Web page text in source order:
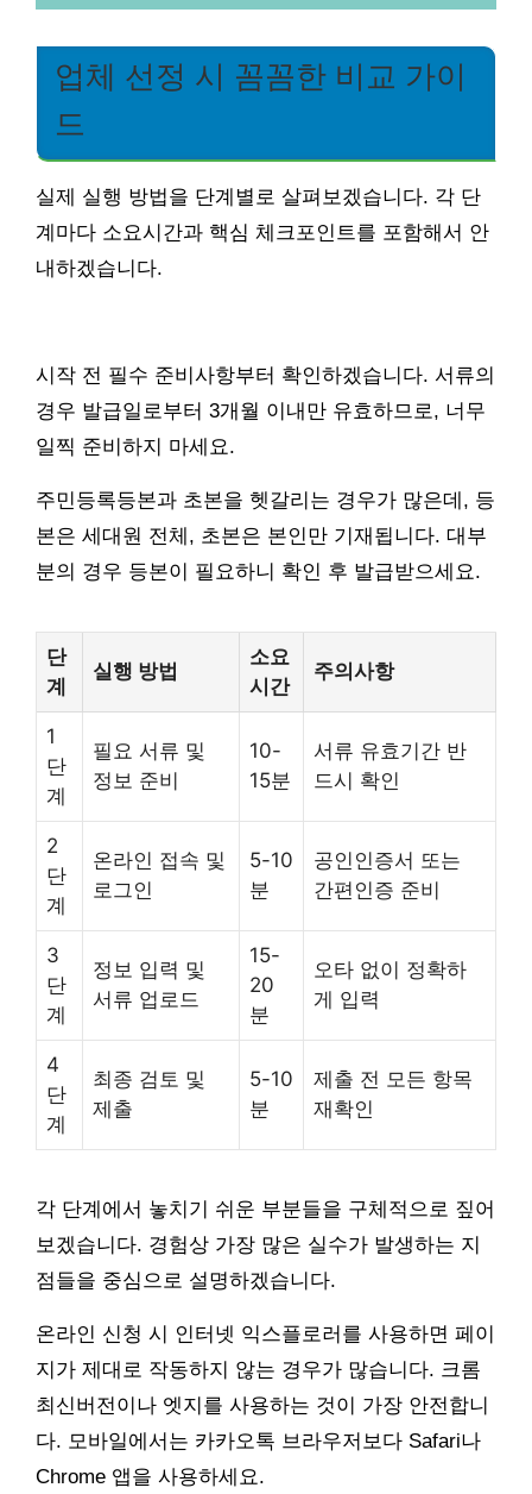
업체 선정 시 꼼꼼한 비교 가이
드
실제 실행 방법을 단계별로 살펴보겠습니다. 각 단
계마다 소요시간과 핵심 체크포인트를 포함해서 안
내하겠습니다.
시작 전 필수 준비사항부터 확인하겠습니다. 서류의
경우 발급일로부터 3개월 이내만 유효하므로, 너무
일찍 준비하지 마세요.
주민등록등본과 초본을 헷갈리는 경우가 많은데, 등
본은 세대원 전체, 초본은 본인만 기재됩니다. 대부
분의 경우 등본이 필요하니 확인 후 발급받으세요.
단
계
실행 방법
소요
시간
주의사항
1
단
계
필요 서류 및
정보 준비
10-
15분
서류 유효기간 반
드시 확인
2
단
계
온라인 접속 및
로그인
5-10
분
공인인증서 또는
간편인증 준비
3
단
계
정보 입력 및
서류 업로드
15-
20
분
오타 없이 정확하
게 입력
4
단
계
최종 검토 및
제출
5-10
분
제출 전 모든 항목
재확인
각 단계에서 놓치기 쉬운 부분들을 구체적으로 짚어
보겠습니다. 경험상 가장 많은 실수가 발생하는 지
점들을 중심으로 설명하겠습니다.
온라인 신청 시 인터넷 익스플로러를 사용하면 페이
지가 제대로 작동하지 않는 경우가 많습니다. 크롬
최신버전이나 엣지를 사용하는 것이 가장 안전합니
다. 모바일에서는 카카오톡 브라우저보다 Safari나
Chrome 앱을 사용하세요.